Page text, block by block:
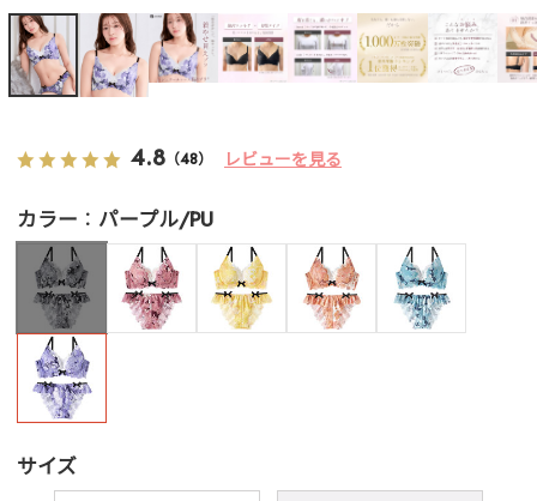
4.8 （48） レビューを見る
カラー パープル/PU
サイズ